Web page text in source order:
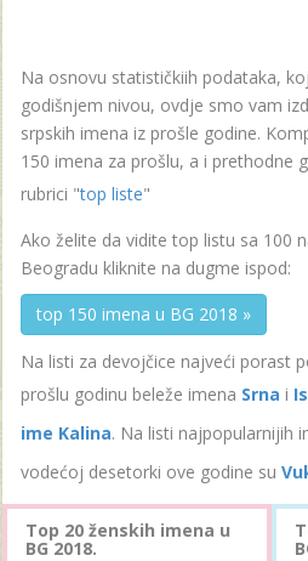
Na osnovu statističkiih podataka,
godišnjem nivou, ovdje smo vam
srpskih imena iz prošle godine.
150 imena za prošlu, a i prethodne
rubrici "top liste"
Ako želite da vidite top listu sa 100
Beogradu kliknite na dugme ispod:
top 150 imena u BG 2018 »
Na listi za devojčice najveći porast
prošlu godinu beleže imena Srna i
ime Kalina. Na listi najpopularnijih
vodećoj desetorki ove godine su
Top 20 ženskih imena u
BG 2018.